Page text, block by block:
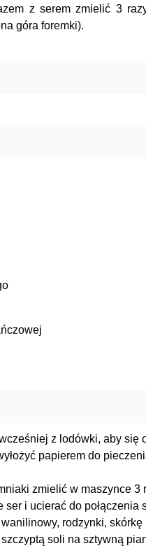
z serem zmielić 3
góra foremki).
z lodówki, aby się
papierem do
zmielić w maszynce 3
ser i ucierać do
rodzynki,
soli na sztywną